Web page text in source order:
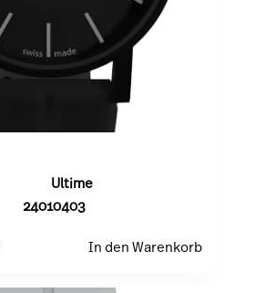
Ultime
24010403
In den Warenkorb